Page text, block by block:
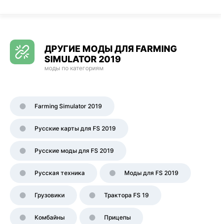
ДРУГИЕ МОДЫ ДЛЯ FARMING
SIMULATOR 2019
моды по категориям
Farming Simulator 2019
Русские карты для FS 2019
Русские моды для FS 2019
Русская техника Моды для FS 2019
Грузовики Трактора FS 19
Комбайны Прицепы